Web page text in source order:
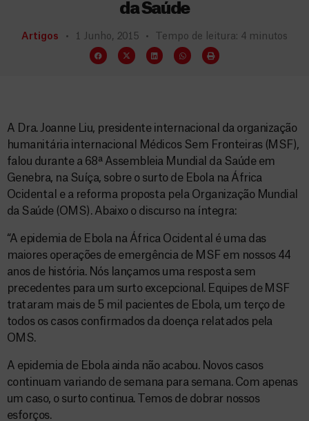
da Saúde
Artigos 1 Junho, 2015 Tempo de leitura: 4 minutos
A Dra. Joanne Liu, presidente internacional da organização
humanitária internacional Médicos Sem Fronteiras (MSF),
falou durante a 68ª Assembleia Mundial da Saúde em
Genebra, na Suíça, sobre o surto de Ebola na África
Ocidental e a reforma proposta pela Organização Mundial
da Saúde (OMS). Abaixo o discurso na íntegra:
“A epidemia de Ebola na África Ocidental é uma das
maiores operações de emergência de MSF em nossos 44
anos de história. Nós lançamos uma resposta sem
precedentes para um surto excepcional. Equipes de MSF
trataram mais de 5 mil pacientes de Ebola, um terço de
todos os casos confirmados da doença relatados pela
OMS.
A epidemia de Ebola ainda não acabou. Novos casos
continuam variando de semana para semana. Com apenas
um caso, o surto continua. Temos de dobrar nossos
esforços.